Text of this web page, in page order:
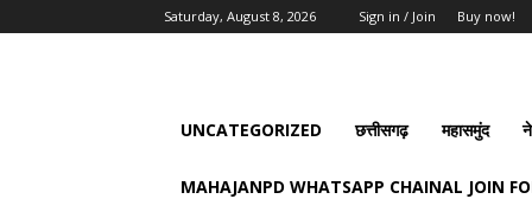
Saturday, August 8, 2026 Sign in / Join Buy now!
UNCATEGORIZED छत्तीसगढ़ महासमुंद
MAHAJANPD WHATSAPP CHAINAL JOIN